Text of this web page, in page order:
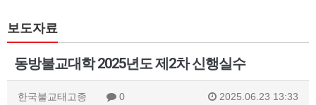
보도자료
동방불교대학 2025년도 제2차 신행실수
한국불교태고종 0 2025.06.23 13:33